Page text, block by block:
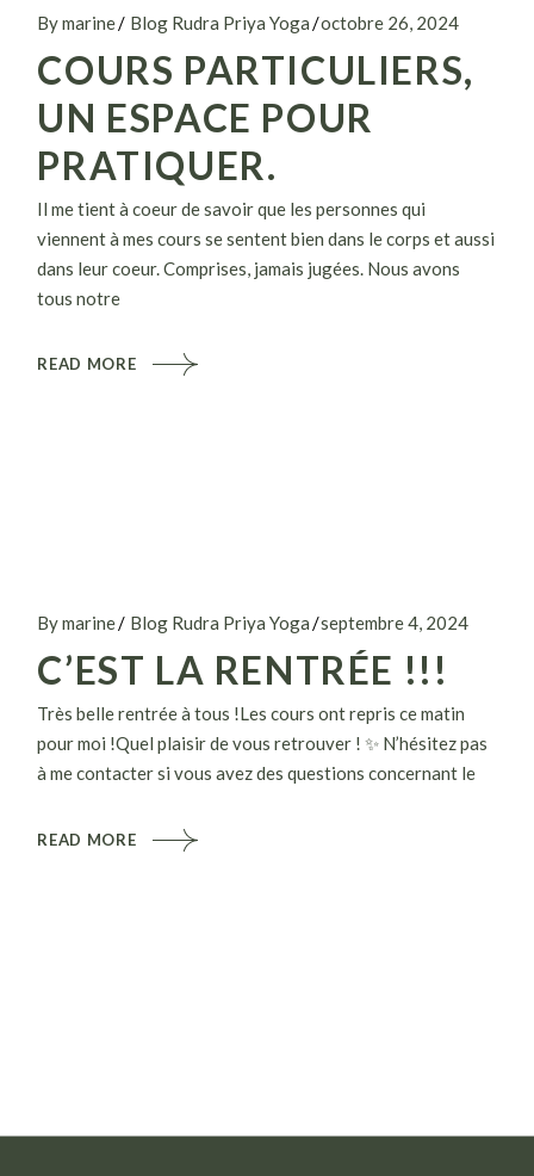
By marine Blog Rudra Priya Yoga octobre 26, 2024
COURS PARTICULIERS,
UN ESPACE POUR
PRATIQUER.
Il me tient à coeur de savoir que les personnes qui
viennent à mes cours se sentent bien dans le corps et aussi
dans leur coeur. Comprises, jamais jugées. Nous avons
tous notre
READ MORE
By marine Blog Rudra Priya Yoga septembre 4, 2024
C’EST LA RENTRÉE !!!
Très belle rentrée à tous !Les cours ont repris ce matin
pour moi !Quel plaisir de vous retrouver ! ✨ N’hésitez pas
à me contacter si vous avez des questions concernant le
READ MORE